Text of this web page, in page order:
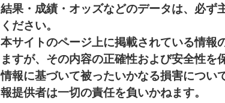
結果・成績・オッズなどのデータは、必ず
ください。
本サイトのページ上に掲載されている情報
ますが、その内容の正確性および安全性を
情報に基づいて被ったいかなる損害につい
報提供者は一切の責任を負いかねます。